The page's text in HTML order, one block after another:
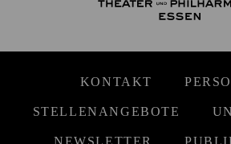
KONTAKT
STELLENANGEBOTE
NEWSLETTER